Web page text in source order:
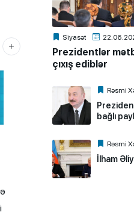
Siyasət
Prezidentlər
çıxış ediblər
Rəsmi
bağlı
Rəsmi
İlham